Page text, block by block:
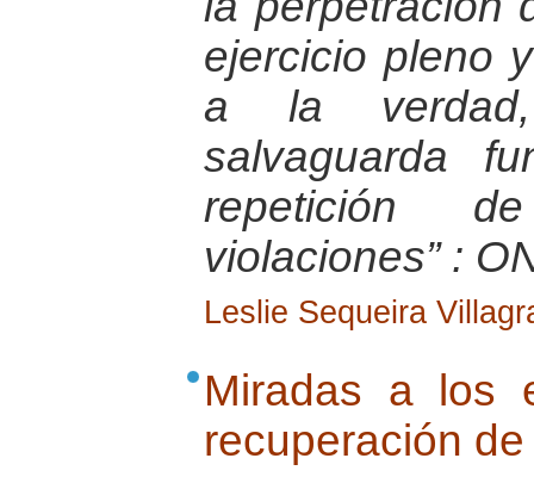
ejercicio pleno
a la verdad,
salvaguarda
repetición
violaciones” :
Leslie Sequeira
Miradas a los
recuperación